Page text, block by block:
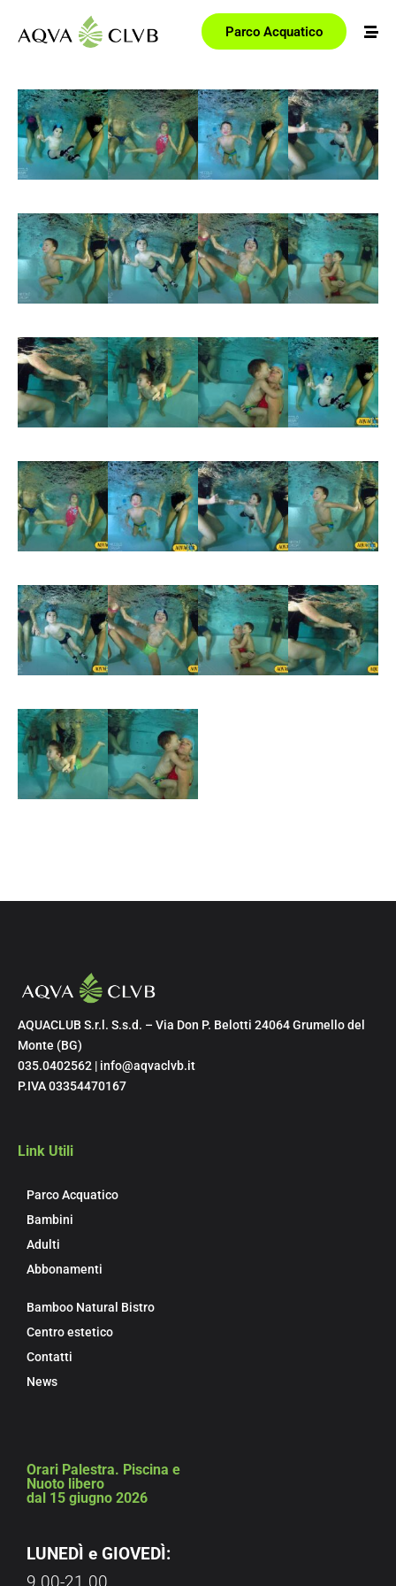
Parco Acquatico
AQUACLUB S.r.l. S.s.d. – Via Don P. Belotti 24064 Grumello del
Monte (BG)
035.0402562 | info@aqvaclvb.it
P.IVA 03354470167
Link Utili
Parco Acquatico
Bambini
Adulti
Abbonamenti
Bamboo Natural Bistro
Centro estetico
Contatti
News
Orari Palestra. Piscina e
Nuoto libero
dal 15 giugno 2026
LUNEDÌ e GIOVEDÌ: